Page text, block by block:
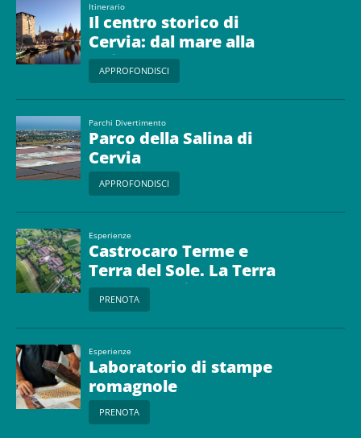
Itinerario
Il centro storico di
Cervia: dal mare alla
salina
APPROFONDISCI
Parchi Divertimento
Parco della Salina di
Cervia
APPROFONDISCI
Esperienze
Castrocaro Terme e
Terra del Sole. La Terra
che prende il nome dal
Sole
PRENOTA
Esperienze
Laboratorio di stampe
romagnole
PRENOTA